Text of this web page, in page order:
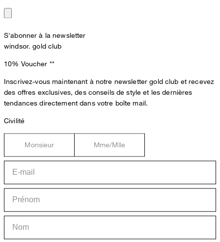
S'abonner à la newsletter
windsor. gold club
10% Voucher **
Inscrivez-vous maintenant à notre newsletter gold club et recevez
des offres exclusives, des conseils de style et les dernières
tendances directement dans votre boîte mail.
Civilité
Monsieur Mme/Mlle